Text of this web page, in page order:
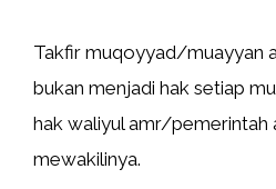
Takfir muqoyyad/muayyan
bukan menjadi hak setiap
hak waliyul amr/pemerintah
mewakilinya.